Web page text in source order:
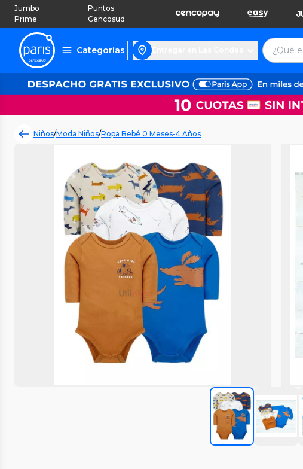
Jumbo
Prime
Puntos
Cencosud
Categorías
Niños/Moda Niños/Ropa Bebé 0 Meses-4 Años